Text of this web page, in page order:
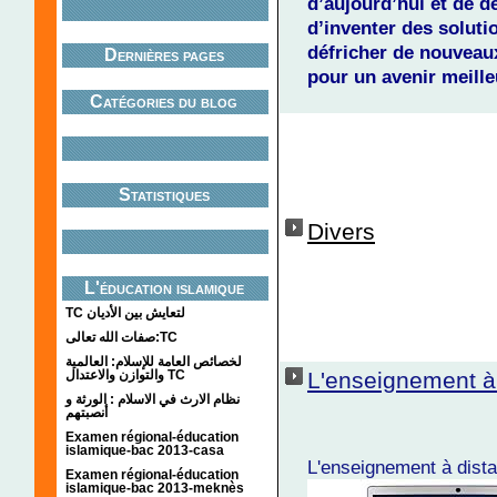
Dernières pages
Catégories du blog
Statistiques
L'éducation islamique
TC لتعايش بين الأديان
صفات الله تعالى:TC
لخصائص العامة للإسلام: العالمية
والتوازن والاعتدال TC
نظام الارث في الاسلام : الورثة و
أنصبتهم
Examen régional-éducation
islamique-bac 2013-casa
Examen régional-éducation
islamique-bac 2013-meknès
d’inventer des
défricher de
pour un avenir
Divers
L'enseignement
L'enseignement à